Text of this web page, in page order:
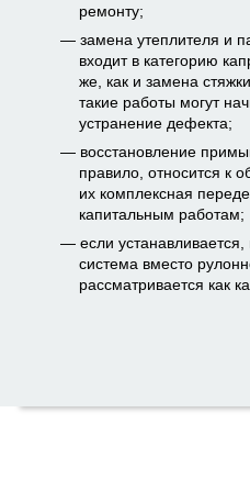
ремонту;
замена утеплителя и
входит в категорию
же, как и замена
такие работы могут
устранение дефекта;
восстановление
правило, относится к
их комплексная
капитальным работам;
если
система вместо
рассматривается как